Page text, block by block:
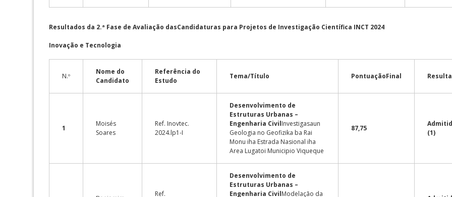
Resultados da 2.ª Fase de Avaliação dasCandidaturas para Projetos de Investigação Científica INCT 2024
Inovação e Tecnologia
N.º
Nome do
Candidato
Referência do
Estudo
Tema/Título PontuaçãoFinal
1
Moisés
Soares
Ref. Inovtec.
2024.lp1-I
Desenvolvimento de
Estruturas Urbanas –
Engenharia CivilInvestigasaun
Geologia no Geofizika ba Rai
Monu iha Estrada Nasional iha
Area Lugatoi Municipio Viqueque
87,75
(1)
Ref.
Desenvolvimento de
Estruturas Urbanas –
Engenharia CivilModelação da